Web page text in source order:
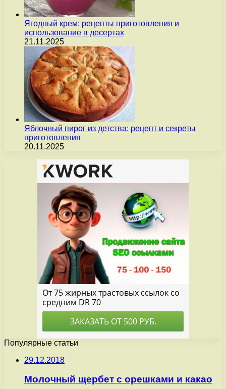
Ягодный крем: рецепты приготовления и
использование в десертах
21.11.2025
Яблочный пирог из детства: рецепт и секреты
приготовления
20.11.2025
Популярные статьи
29.12.2018
Молочный щербет с орешками и какао